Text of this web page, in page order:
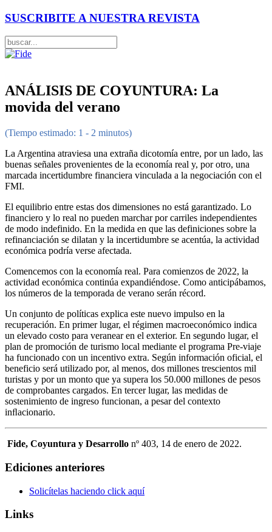
SUSCRIBITE A NUESTRA REVISTA
ANÁLISIS DE COYUNTURA: La
movida del verano
(Tiempo estimado: 1 - 2 minutos)
La Argentina atraviesa una extraña dicotomía entre, por un lado, las
buenas señales provenientes de la economía real y, por otro, una
marcada incertidumbre financiera vinculada a la negociación con el
FMI.
El equilibrio entre estas dos dimensiones no está garantizado. Lo
financiero y lo real no pueden marchar por carriles independientes
de modo indefinido. En la medida en que las definiciones sobre la
refinanciación se dilatan y la incertidumbre se acentúa, la actividad
económica podría verse afectada.
Comencemos con la economía real. Para comienzos de 2022, la
actividad económica continúa expandiéndose. Como anticipábamos,
los números de la temporada de verano serán récord.
Un conjunto de políticas explica este nuevo impulso en la
recuperación. En primer lugar, el régimen macroeconómico indica
un elevado costo para veranear en el exterior. En segundo lugar, el
plan de promoción de turismo local mediante el programa Pre-viaje
ha funcionado con un incentivo extra. Según información oficial, el
beneficio será utilizado por, al menos, dos millones trescientos mil
turistas y por un monto que ya supera los 50.000 millones de pesos
de comprobantes cargados. En tercer lugar, las medidas de
sostenimiento de ingreso funcionan, a pesar del contexto
inﬂacionario.
Fide, Coyuntura y Desarrollo nº 403, 14 de enero de 2022.
Ediciones anteriores
Solicítelas haciendo click aquí
Links